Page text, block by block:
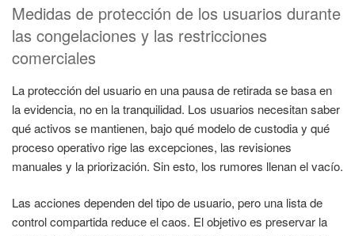
Medidas de protección de los usuarios durante
las congelaciones y las restricciones
comerciales
La protección del usuario en una pausa de retirada se basa en
la evidencia, no en la tranquilidad. Los usuarios necesitan saber
qué activos se mantienen, bajo qué modelo de custodia y qué
proceso operativo rige las excepciones, las revisiones
manuales y la priorización. Sin esto, los rumores llenan el vacío.
Las acciones dependen del tipo de usuario, pero una lista de
control compartida reduce el caos. El objetivo es preservar la